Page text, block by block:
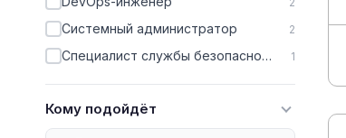
Системный администратор 2
Специалист службы безопасности 1
Кому подойдёт